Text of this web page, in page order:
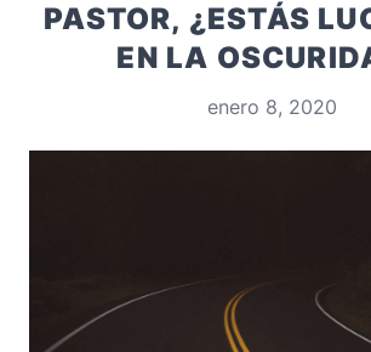
PASTOR, ¿ESTÁS
EN LA
enero 8, 2020